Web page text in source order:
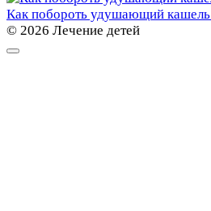
Как побороть удушающий кашель
© 2026 Лечение детей